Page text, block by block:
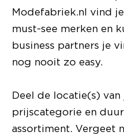
Modefabriek.nl vind
must-see merken en
business partners je
nog nooit zo easy.
Deel de locatie(s)
prijscategorie en
assortiment. Vergeet